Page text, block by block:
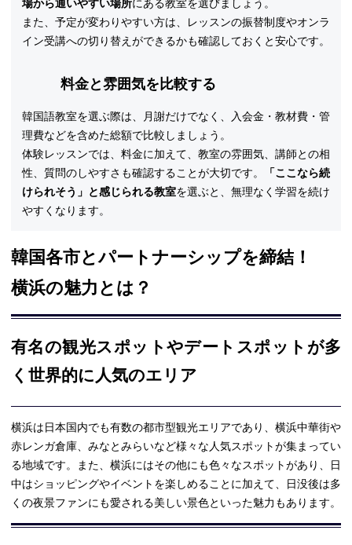
場から通いやすい場所にある教室を選びましょう。
また、予定が変わりやすい方は、レッスンの振替制度やオンラ
イン受講への切り替えができるかも確認しておくと安心です。
料金と雰囲気を比較する
韓国語教室を選ぶ際は、月謝だけでなく、入会金・教材費・管
理費などを含めた総額で比較しましょう。
体験レッスンでは、料金に加えて、教室の雰囲気、講師との相
性、質問のしやすさも確認することが大切です。
「ここなら続
けられそう」と感じられる教室を選ぶと、無理なく学習を続け
やすくなります。
韓国各市とパートナーシップを締結！
横浜の魅力とは？
有名の観光スポットやデートスポットが多
く世界的に人気のエリア
横浜は日本国内でも有数の都市型観光エリアであり、横浜中華街や
赤レンガ倉庫、みなとみらいなど様々な人気スポットが集まってい
る地域です。また、横浜にはその他にも色々なスポットがあり、日
中はショッピングやイベントを楽しめることに加えて、日没後は多
くの夜景ファンにも愛される美しい景色といった魅力もあります。